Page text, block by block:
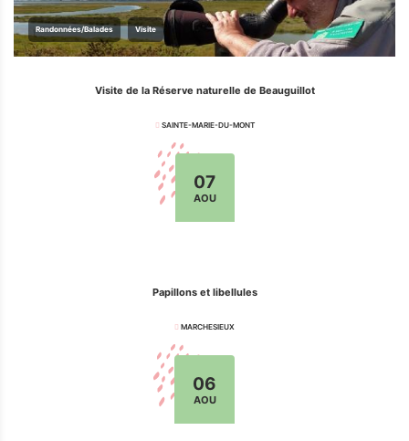
Randonnées/Balades Visite
Visite de la Réserve naturelle de Beauguillot
SAINTE-MARIE-DU-MONT
07
AOU
Papillons et libellules
MARCHESIEUX
06
AOU